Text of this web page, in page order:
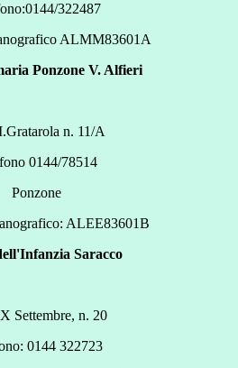
322487
ALMM83601A
Ponzone V. Alfieri
n. 11/A
0144/78514
Ponzone
ALEE83601B
Saracco
Settembre, n. 20
0144 322723